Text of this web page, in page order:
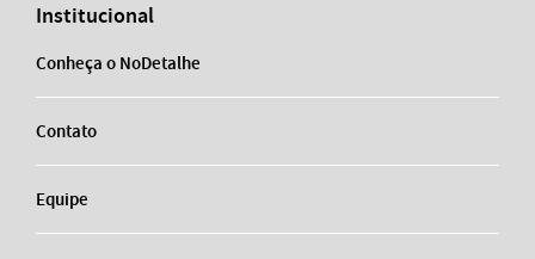
Institucional
Conheça o NoDetalhe
Contato
Equipe